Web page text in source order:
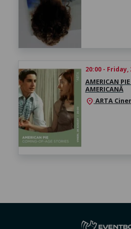
20:00 - Friday,
AMERICAN
AMERICANĂ
location_onARTA